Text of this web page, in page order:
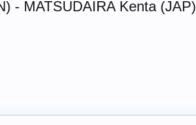
- MATSUDAIRA Kenta (JAP)